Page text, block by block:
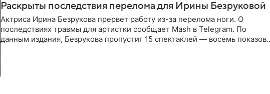
Раскрыты последствия перелома для Ирины Безруковой
Актриса Ирина Безрукова прервет работу из-за перелома ноги. О
последствиях травмы для артистки сообщает Mash в Telegram. По
данным издания, Безрукова пропустит 15 спектаклей — восемь показов